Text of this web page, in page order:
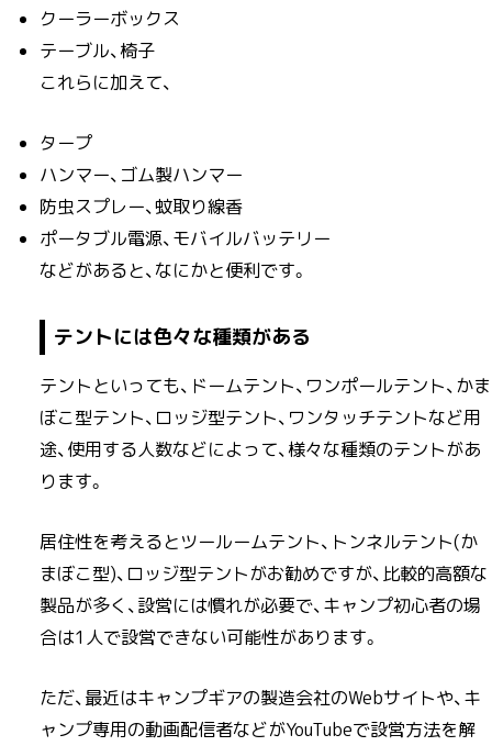
クーラーボックス
テーブル、椅子
これらに加えて、
タープ
ハンマー、ゴム製ハンマー
防虫スプレー、蚊取り線香
ポータブル電源、モバイルバッテリー
などがあると、なにかと便利です。
テントには色々な種類がある
テントといっても、ドームテント、ワンポールテント、かま
ぼこ型テント、ロッジ型テント、ワンタッチテントなど用
途、使用する人数などによって、様々な種類のテントがあ
ります。
居住性を考えるとツールームテント、トンネルテント(か
まぼこ型)、ロッジ型テントがお勧めですが、比較的高額な
製品が多く、設営には慣れが必要で、キャンプ初心者の場
合は1人で設営できない可能性があります。
ただ、最近はキャンプギアの製造会社のWebサイトや、キ
ャンプ専用の動画配信者などがYouTubeで設営方法を解